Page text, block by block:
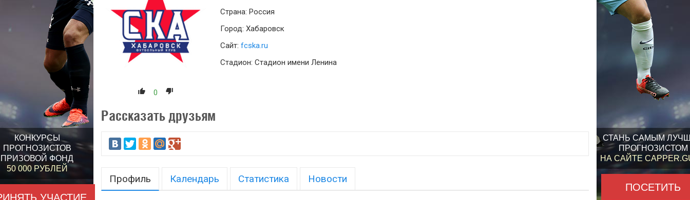
КОНКУРСЫ
ПРОГНОЗИСТОВ
ПРИЗОВОЙ ФОНД
50 000 РУБЛЕЙ
УЧАСТИЕ
СТАНЬ САМЫМ
ПРОГНОЗИСТОМ
НА САЙТЕ
ПОСЕТИТЬ
0
Страна: Россия
Город: Хабаровск
Сайт: fcska.ru
Стадион: Стадион имени Ленина
Рассказать друзьям
Профиль Календарь Статистика Новости